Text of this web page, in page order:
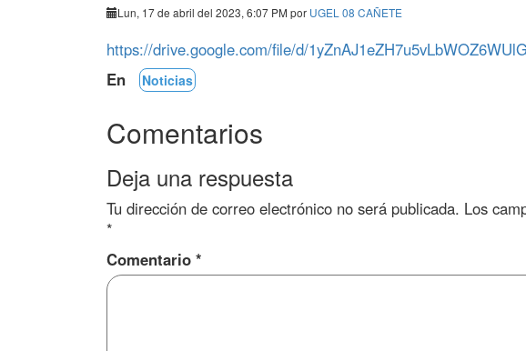
Lun, 17 de abril del 2023, 6:07 PM por UGEL 08 CAÑETE
https://drive.google.com/file/d/
En
Noticias
Comentarios
Deja una respuesta
Tu dirección de correo electrónico no será publicada. Los
*
Comentario *